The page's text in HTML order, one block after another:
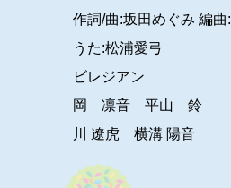
作詞/曲:坂田めぐみ 編曲
うた:松浦愛弓
ビレジアン
岡 凛音 平
川 遼虎 横溝 陽音